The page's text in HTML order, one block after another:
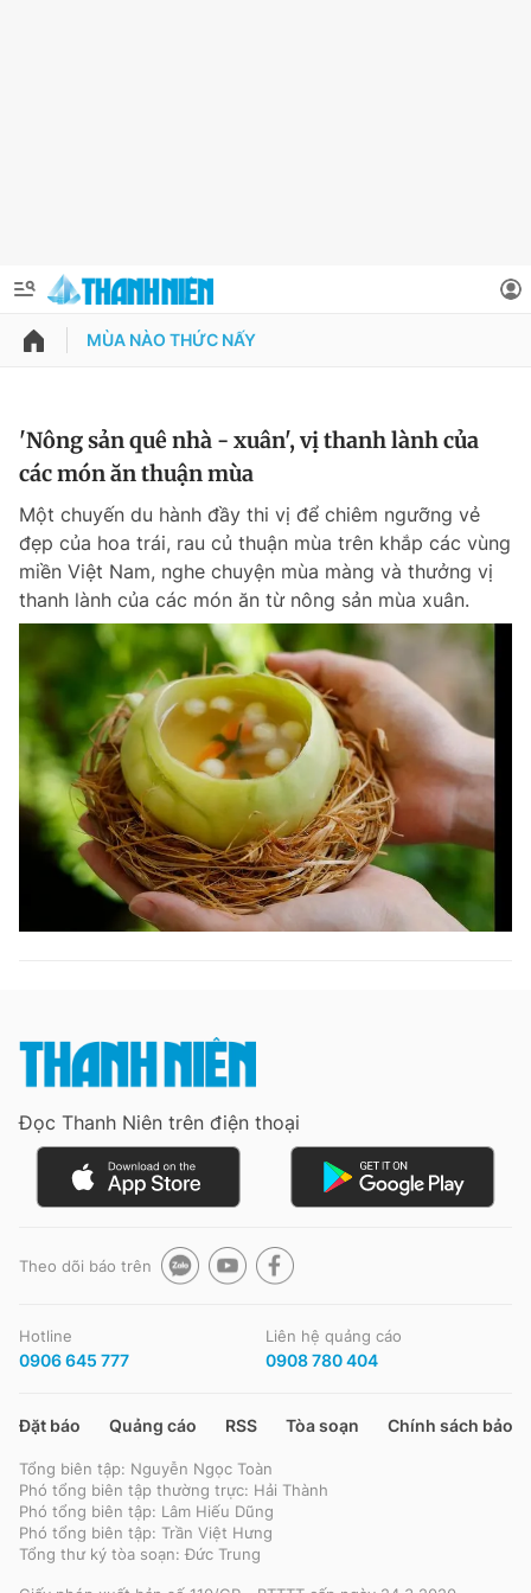
QUẢNG CÁO
Chuyên mục khác
Chào ngày mới Tin 24h
Tin thị trường Tin 360
Video Magazine
Sản phẩm khác
Tiện ích Bạn cần biết
Đọc Thanh Niên trên điện thoại
Hotline Liên hệ quảng cáo
Tổng biên tập: Nguyễn Ngọc Toàn
Phó tổng biên tập thường trực: Hải Thành
Phó tổng biên tập: Lâm Hiếu Dũng
Phó tổng biên tập: Trần Việt Hưng
Thông tin tài khoản
Đổi mật khẩu
Tin đã lưu
Tin đã xem
Đăng xuất
MÙA NÀO THỨC NẤY
'Nông sản quê nhà - xuân', vị thanh lành của
các món ăn thuận mùa
Một chuyến du hành đầy thi vị để chiêm ngưỡng vẻ
đẹp của hoa trái, rau củ thuận mùa trên khắp các vùng
miền Việt Nam, nghe chuyện mùa màng và thưởng vị
thanh lành của các món ăn từ nông sản mùa xuân.
Đọc Thanh Niên trên điện thoại
Theo dõi báo trên
Hotline
0906 645 777
Liên hệ quảng cáo
0908 780 404
Đặt báo Quảng cáo RSS Tòa soạn Chính sách bảo
Tổng biên tập: Nguyễn Ngọc Toàn
Phó tổng biên tập thường trực: Hải Thành
Phó tổng biên tập: Lâm Hiếu Dũng
Phó tổng biên tập: Trần Việt Hưng
Tổng thư ký tòa soạn: Đức Trung